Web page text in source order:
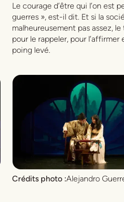
Le courage d’être qui l’on est
guerres », est-il dit. Et si la
malheureusement pas assez,
pour le rappeler, pour
poing levé.
Crédits photo :Alejandro